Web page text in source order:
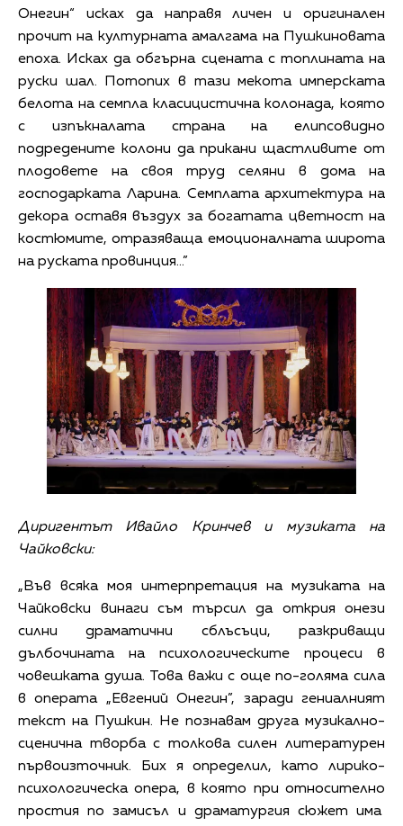
Онегин“ исках да направя личен и оригинален
прочит на културната амалгама на Пушкиновата
епоха. Исках да обгърна сцената с топлината на
руски шал. Потопих в тази мекота имперската
белота на семпла класицистична колонада, която
с изпъкналата страна на елипсовидно
подредените колони да прикани щастливите от
плодовете на своя труд селяни в дома на
господарката Ларина. Семплата архитектура на
декора оставя въздух за богатата цветност на
костюмите, отразяваща емоционалната широта
на руската провинция…”
Диригентът Ивайло Кринчев и музиката на
Чайковски:
„Във всяка моя интерпретация на музиката на
Чайковски винаги съм търсил да открия онези
силни драматични сблъсъци, разкриващи
дълбочината на психологическите процеси в
човешката душа. Това важи с още по-голяма сила
в операта „Евгений Онегин”, заради гениалният
текст на Пушкин. Не познавам друга музикално-
сценична творба с толкова силен литературен
първоизточник. Бих я определил, като лирико-
психологическа опера, в която при относително
простия по замисъл и драматургия сюжет има